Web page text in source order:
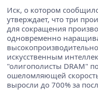
Иск, о котором
утверждает, что три
для сокращения
одновременно
искусственным
"олигополисты DRAM"
ошеломляющей
выросли до 700% за